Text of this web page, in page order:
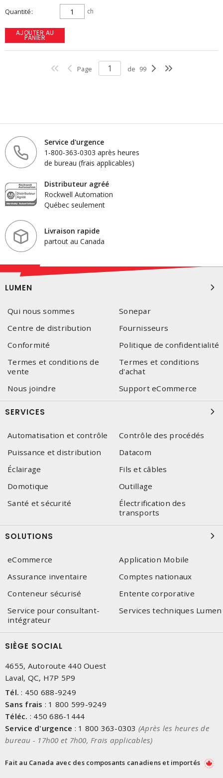
Quantité ch
AJOUTER AU
PANIER
Page de 99
Service d'urgence
1-800-363-0303 après heures
de bureau (frais applicables)
Distributeur agréé
Rockwell Automation
Québec seulement
Livraison rapide
partout au Canada
LUMEN
Qui nous sommes
Sonepar
Centre de distribution
Fournisseurs
Conformité
Politique de confidentialité
Termes et conditions de
vente
Termes et conditions
d'achat
Nous joindre
Support eCommerce
SERVICES
Automatisation et contrôle
Contrôle des procédés
Puissance et distribution
Datacom
Éclairage
Fils et câbles
Domotique
Outillage
Santé et sécurité
Électrification des
transports
SOLUTIONS
eCommerce
Application Mobile
Assurance inventaire
Comptes nationaux
Conteneur sécurisé
Entente corporative
Service pour consultant-
intégrateur
Services techniques Lumen
SIÈGE SOCIAL
4655, Autoroute 440 Ouest
Laval, QC, H7P 5P9
Tél. : 450 688-9249
Sans frais : 1 800 599-9249
Téléc. : 450 686-1444
Service d'urgence : 1 800 363-0303 (Après les heures de
bureau - 17h00 et 7h00, Frais applicables)
Fait au Canada avec des composants canadiens et importés